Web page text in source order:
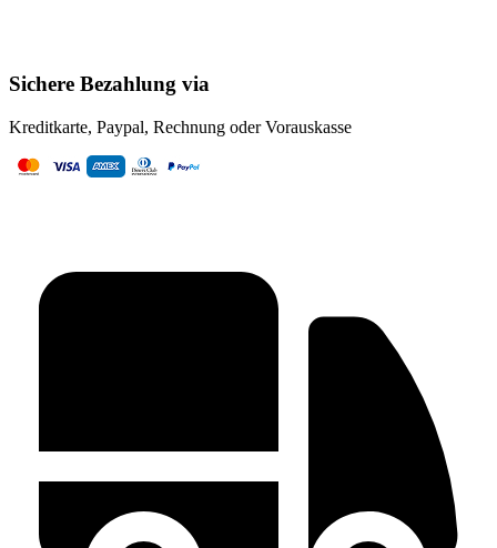
Sichere Bezahlung via
Kreditkarte, Paypal, Rechnung oder Vorauskasse